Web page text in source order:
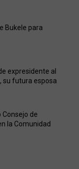
Bukele para
expresidente al
su futura esposa
de
la Comunidad